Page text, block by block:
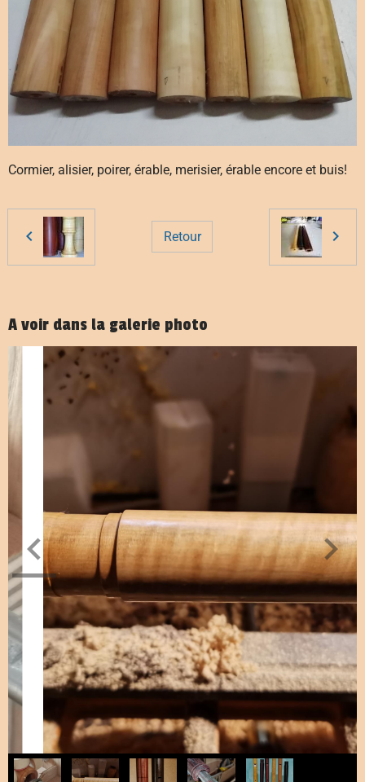
Cormier, alisier, poirer, érable, merisier, érable encore et buis!
Retour
A voir dans la galerie photo